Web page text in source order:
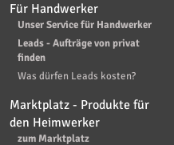
Für Handwerker
Unser Service für Handwerker
Leads - Aufträge von privat
finden
Was dürfen Leads kosten?
Marktplatz - Produkte für
den Heimwerker
zum Marktplatz